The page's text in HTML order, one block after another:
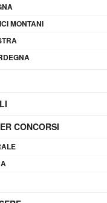
MONTANI
CONCORSI